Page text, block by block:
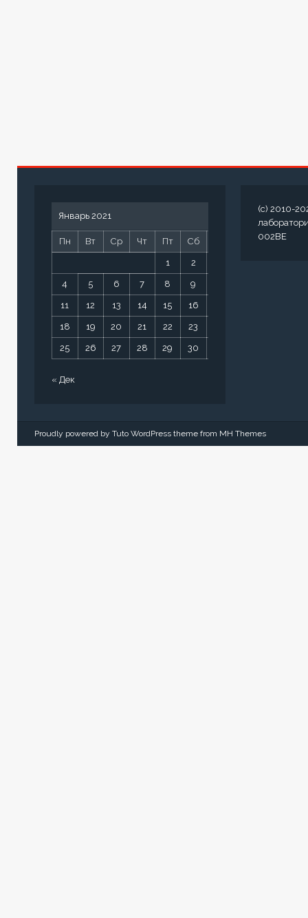
Январь 2021
Пн Вт Ср Чт Пт Сб
1 2
4 5 6 7 8 9
11 12 13 14 15 16
18 19 20 21 22 23
25 26 27 28 29 30
« Дек
(c) 2010-
002BE
Proudly powered by Tuto WordPress theme from MH Themes